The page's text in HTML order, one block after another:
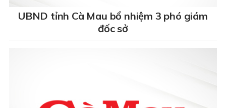
UBND tỉnh Cà Mau bổ nhiệm 3 phó giám
đốc sở